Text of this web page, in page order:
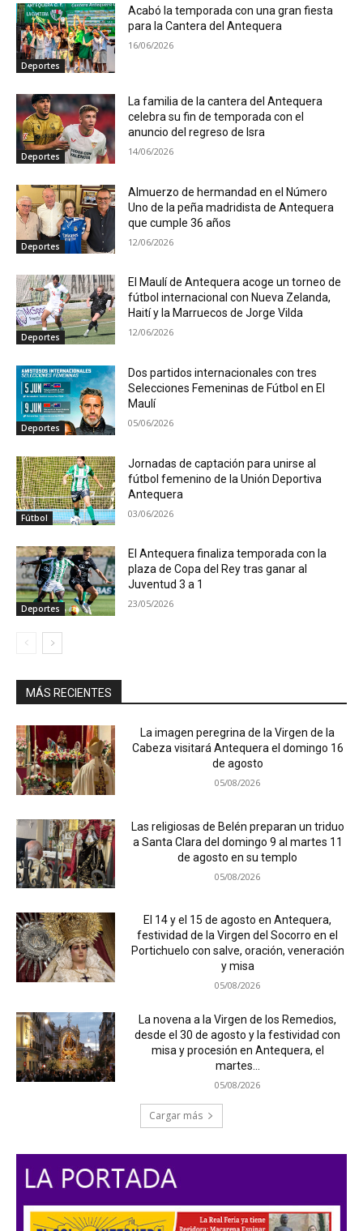
Deportes
Acabó la temporada con una gran fiesta
para la Cantera del Antequera
16/06/2026
Deportes
La familia de la cantera del Antequera
celebra su fin de temporada con el
anuncio del regreso de Isra
14/06/2026
Deportes
Almuerzo de hermandad en el Número
Uno de la peña madridista de Antequera
que cumple 36 años
12/06/2026
Deportes
El Maulí de Antequera acoge un torneo de
fútbol internacional con Nueva Zelanda,
Haití y la Marruecos de Jorge Vilda
12/06/2026
Deportes
Dos partidos internacionales con tres
Selecciones Femeninas de Fútbol en El
Maulí
05/06/2026
Fútbol
Jornadas de captación para unirse al
fútbol femenino de la Unión Deportiva
Antequera
03/06/2026
Deportes
El Antequera finaliza temporada con la
plaza de Copa del Rey tras ganar al
Juventud 3 a 1
23/05/2026
MÁS RECIENTES
La imagen peregrina de la Virgen de la
Cabeza visitará Antequera el domingo 16
de agosto
05/08/2026
Las religiosas de Belén preparan un triduo
a Santa Clara del domingo 9 al martes 11
de agosto en su templo
05/08/2026
El 14 y el 15 de agosto en Antequera,
festividad de la Virgen del Socorro en el
Portichuelo con salve, oración, veneración
y misa
05/08/2026
La novena a la Virgen de los Remedios,
desde el 30 de agosto y la festividad con
misa y procesión en Antequera, el
martes...
05/08/2026
Cargar más